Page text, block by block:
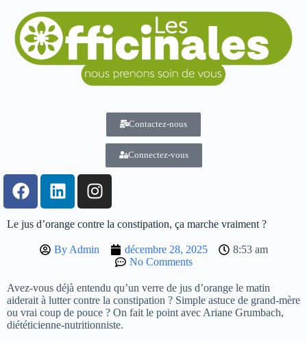
Contactez-nous
Connectez-vous
Le jus d’orange contre la constipation, ça marche vraiment ?
ByAdmin décembre 28, 2025
8:53 am
No Comments
Avez-vous déjà entendu qu’un verre de jus d’orange le matin
aiderait à lutter contre la constipation ? Simple astuce de grand-mère
ou vrai coup de pouce ? On fait le point avec Ariane Grumbach,
diététicienne-nutritionniste.